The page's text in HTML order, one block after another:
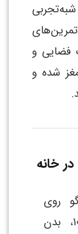
تمرین‌های
فضایی و
شده و
خانه
الگو روی
مقوای سبز (لاک دایره ۱۰cm، بدن